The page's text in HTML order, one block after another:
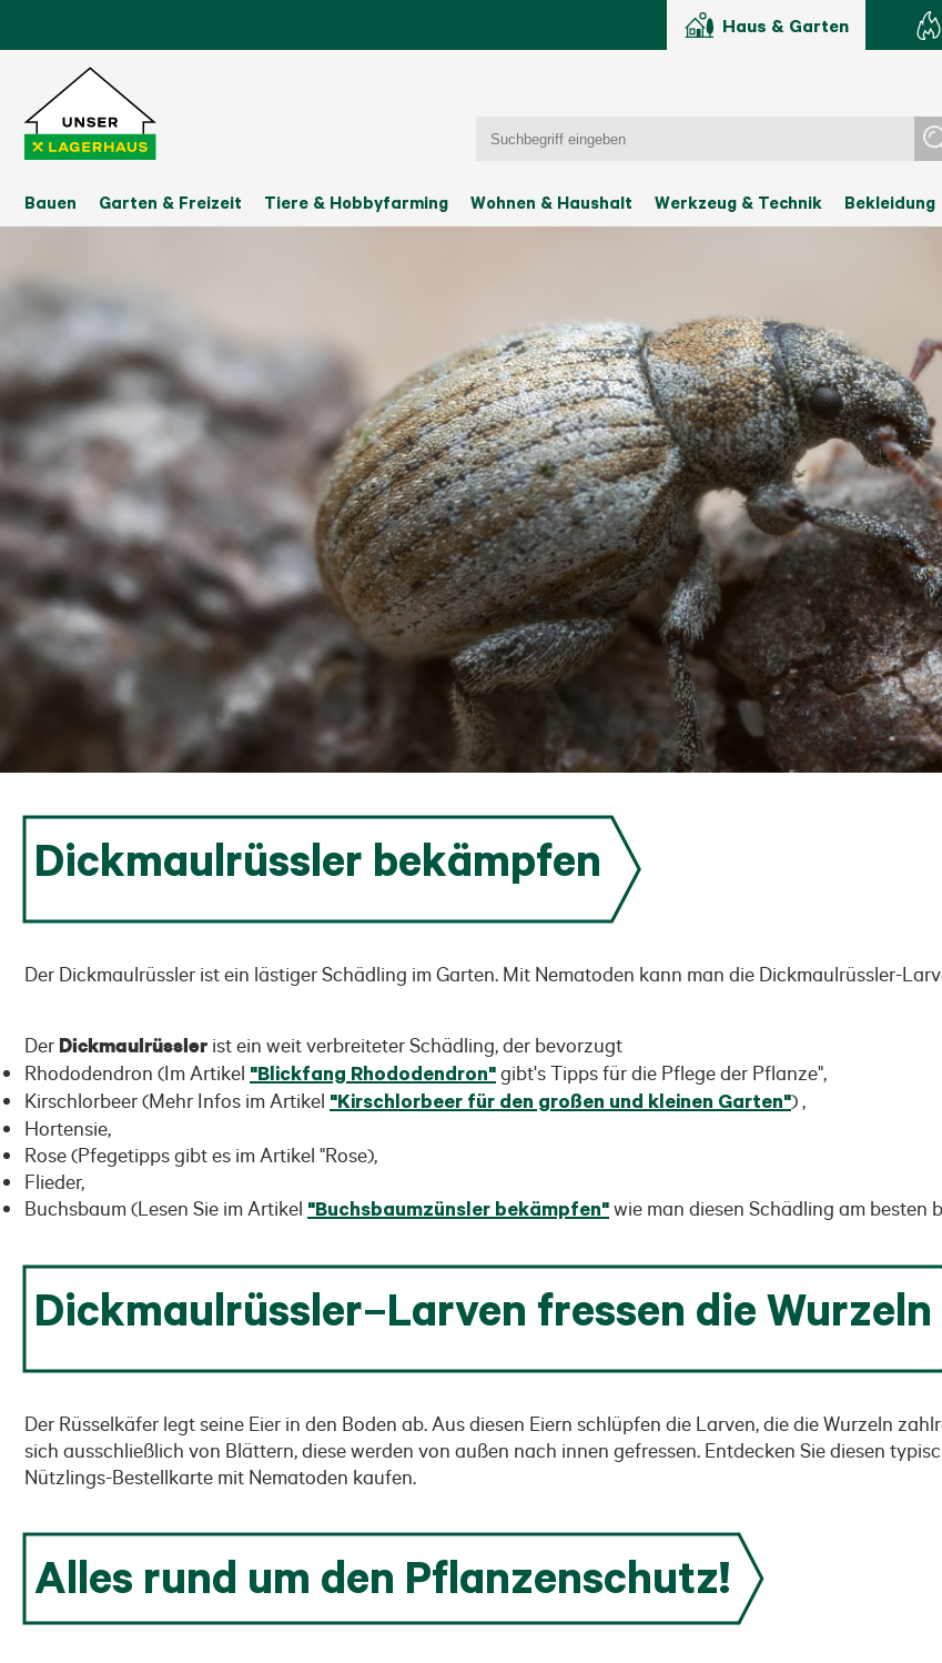
Haus & Garten
Bauen Garten & Freizeit Tiere & Hobbyfarming Wohnen & Haushalt Werkzeug & Technik Bekleidung
Dickmaulrüssler bekämpfen
Der Dickmaulrüssler ist ein lästiger Schädling im Garten. Mit Nematoden kann man die Dickmaulrüssler-
Der Dickmaulrüssler ist ein weit verbreiteter Schädling, der bevorzugt
Rhododendron (Im Artikel "Blickfang Rhododendron"gibt's Tipps für die Pflege der Pflanze",
Kirschlorbeer (Mehr Infos im Artikel "Kirschlorbeer für den großen und kleinen Garten") ,
Hortensie,
Rose (Pfegetipps gibt es im Artikel "Rose),
Flieder,
Buchsbaum (Lesen Sie im Artikel "Buchsbaumzünsler bekämpfen"wie man diesen Schädling am besten
Dickmaulrüssler–Larven fressen die Wurzeln
Der Rüsselkäfer legt seine Eier in den Boden ab. Aus diesen Eiern schlüpfen die Larven, die die Wurzeln
sich ausschließlich von Blättern, diese werden von außen nach innen gefressen. Entdecken Sie diesen
Nützlings-Bestellkarte mit Nematoden kaufen.
Alles rund um den Pflanzenschutz!